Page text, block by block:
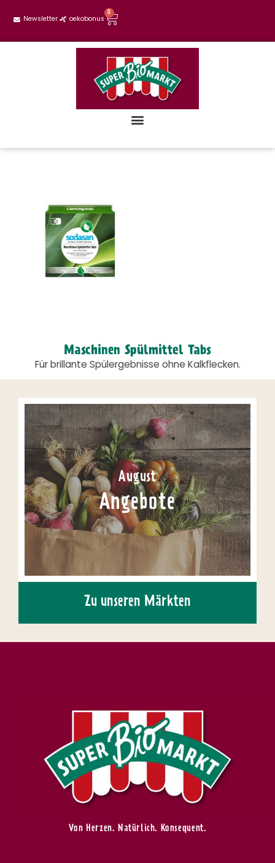
Newsletter oekobonus
0
Maschinen Spülmittel Tabs
Für brillante Spülergebnisse ohne Kalkflecken.
August
Angebote
Zu unseren Märkten
Von Herzen. Natürlich. Konsequent.